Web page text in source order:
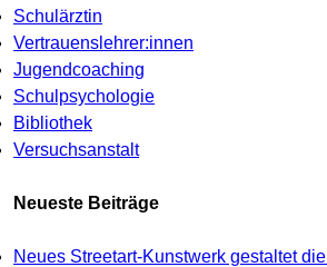
Schulärztin
Vertrauenslehrer:innen
Jugendcoaching
Schulpsychologie
Bibliothek
Versuchsanstalt
Neueste Beiträge
Neues Streetart-Kunstwerk gestaltet